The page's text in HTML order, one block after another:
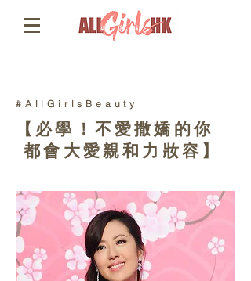
#AllGirlsBeauty
【必學！不愛撒嬌的你
都會大愛親和力妝容】